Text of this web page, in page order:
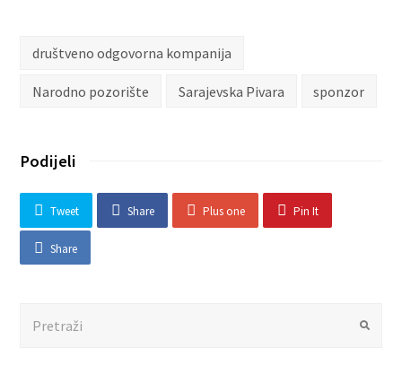
društveno odgovorna kompanija
Narodno pozorište Sarajevska Pivara sponzor
Podijeli
Tweet Share Plus one Pin It
Share
Submit